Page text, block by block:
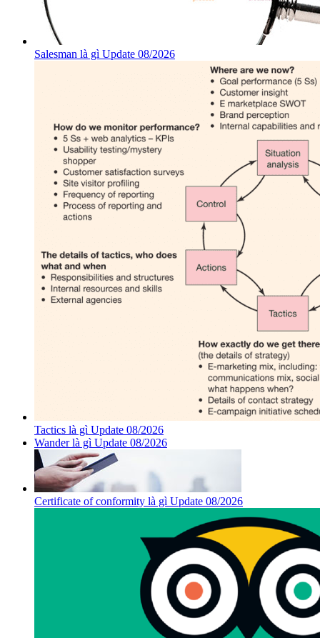
Salesman là gì Update 08/2026
Tactics là gì Update 08/2026
Wander là gì Update 08/2026
Certificate of conformity là gì Update 08/2026